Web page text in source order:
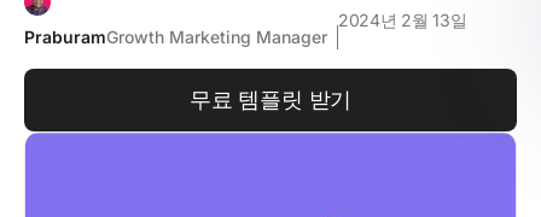
PraburamGrowth Marketing Manager
2024년 2월 13일
무료 템플릿 받기